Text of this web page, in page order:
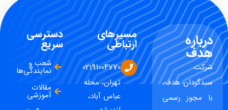
درباره
هدف
شرکت
سبدگردان هدف،
با مجوز رسمی
مسیرهای
ارتباطی
02191004770
تهران، محله
عباس آباد،
دسترسی
سریع
شعب و
نمایندگی‌ها
مقالات
آموزشی